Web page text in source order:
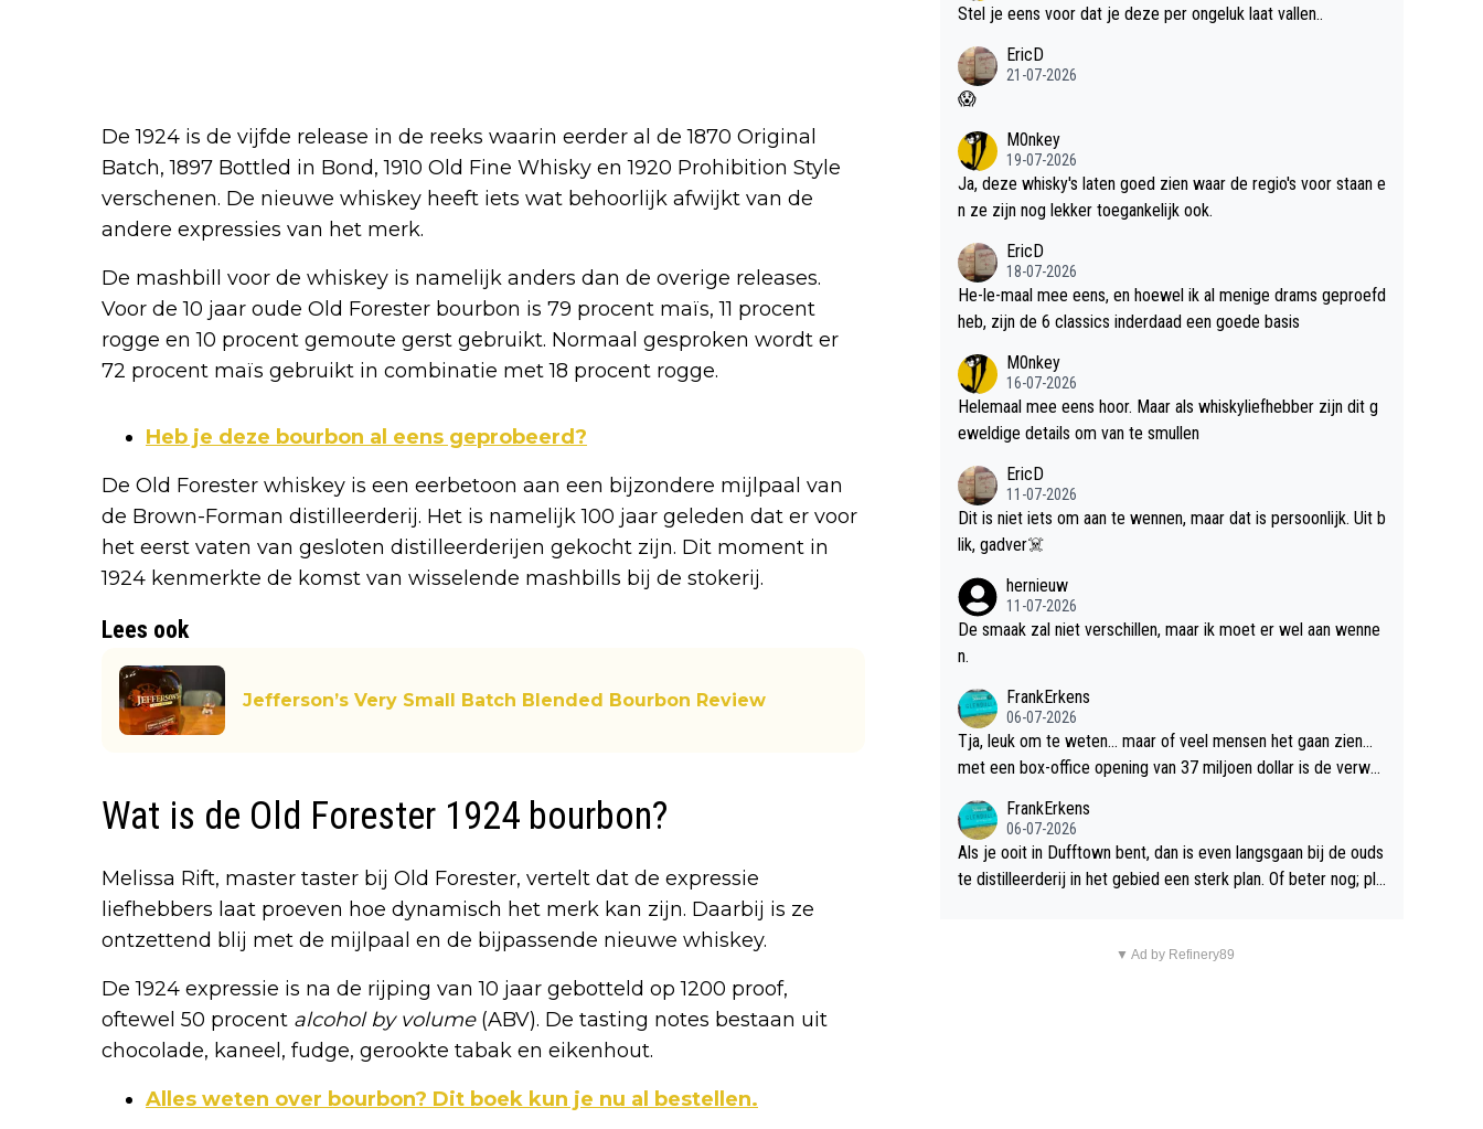
De 1924 is de vijfde release in de reeks waarin eerder al de 1870 Original
Batch, 1897 Bottled in Bond, 1910 Old Fine Whisky en 1920 Prohibition Style
verschenen. De nieuwe whiskey heeft iets wat behoorlijk afwijkt van de
andere expressies van het merk.
De mashbill voor de whiskey is namelijk anders dan de overige releases.
Voor de 10 jaar oude Old Forester bourbon is 79 procent maïs, 11 procent
rogge en 10 procent gemoute gerst gebruikt. Normaal gesproken wordt er
72 procent maïs gebruikt in combinatie met 18 procent rogge.
Heb je deze bourbon al eens geprobeerd?
De Old Forester whiskey is een eerbetoon aan een bijzondere mijlpaal van
de Brown-Forman distilleerderij. Het is namelijk 100 jaar geleden dat er voor
het eerst vaten van gesloten distilleerderijen gekocht zijn. Dit moment in
1924 kenmerkte de komst van wisselende mashbills bij de stokerij.
Lees ook
Jefferson’s Very Small Batch Blended Bourbon Review
Wat is de Old Forester 1924 bourbon?
Melissa Rift, master taster bij Old Forester, vertelt dat de expressie
liefhebbers laat proeven hoe dynamisch het merk kan zijn. Daarbij is ze
ontzettend blij met de mijlpaal en de bijpassende nieuwe whiskey.
De 1924 expressie is na de rijping van 10 jaar gebotteld op 1200 proof,
oftewel 50 procent alcohol by volume(ABV). De tasting notes bestaan uit
chocolade, kaneel, fudge, gerookte tabak en eikenhout.
Alles weten over bourbon? Dit boek kun je nu al bestellen.
Stel je eens voor dat je deze per ongeluk laat vallen..
EricD
21-07-2026
😱
M0nkey
19-07-2026
Ja, deze whisky's laten goed zien waar de regio's voor staan e
n ze zijn nog lekker toegankelijk ook.
EricD
18-07-2026
He-le-maal mee eens, en hoewel ik al menige drams geproefd
heb, zijn de 6 classics inderdaad een goede basis
M0nkey
16-07-2026
Helemaal mee eens hoor. Maar als whiskyliefhebber zijn dit g
eweldige details om van te smullen
EricD
11-07-2026
Dit is niet iets om aan te wennen, maar dat is persoonlijk. Uit b
lik, gadver☠️
hernieuw
11-07-2026
De smaak zal niet verschillen, maar ik moet er wel aan wenne
n.
FrankErkens
06-07-2026
Tja, leuk om te weten... maar of veel mensen het gaan zien...
met een box-office opening van 37 miljoen dollar is de verwa
FrankErkens
06-07-2026
Als je ooit in Dufftown bent, dan is even langsgaan bij de ouds
te distilleerderij in het gebied een sterk plan. Of beter nog; pla
▼ Ad by Refinery89